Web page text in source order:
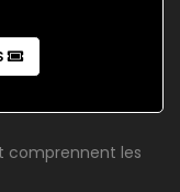
comprennent les